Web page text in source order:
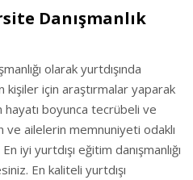
Danışmanlık
olarak yurtdışında
için araştırmalar yaparak
boyunca tecrübeli ve
ailelerin memnuniyeti odaklı
iyi yurtdışı eğitim danışmanlığı
En kaliteli yurtdışı